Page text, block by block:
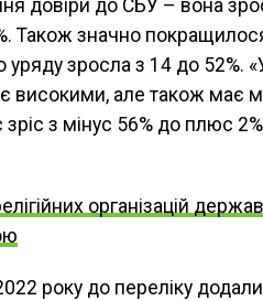
довіри до СБУ – вона
Також значно
уряду зросла з 14 до 52%.
високими, але також має
з мінус 56% до плюс
організацій
року до переліку додали